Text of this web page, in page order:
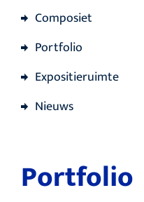
Composiet
Portfolio
Expositieruimte
Nieuws
Portfolio